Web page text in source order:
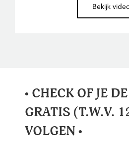
Bekijk
• CHECK OF JE
GRATIS (T.W.V.
VOLGEN •